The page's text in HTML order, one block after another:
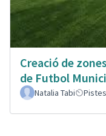
Creació de
de Futbol
Natalia Tabi